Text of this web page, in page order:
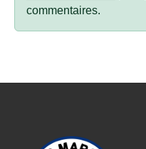
commentaires.